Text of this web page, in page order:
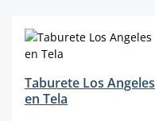
Taburete Los Angeles
en Tela